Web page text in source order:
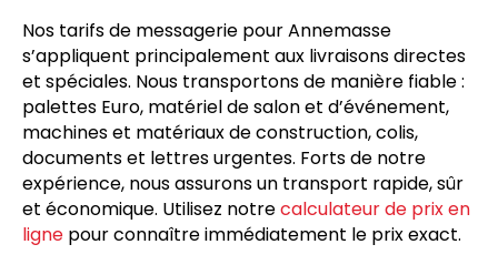
Nos tarifs de messagerie pour Annemasse
s’appliquent principalement aux livraisons directes
et spéciales. Nous transportons de manière fiable :
palettes Euro, matériel de salon et d’événement,
machines et matériaux de construction, colis,
documents et lettres urgentes. Forts de notre
expérience, nous assurons un transport rapide, sûr
et économique. Utilisez notrecalculateur de prix en
ligne pour connaître immédiatement le prix exact.